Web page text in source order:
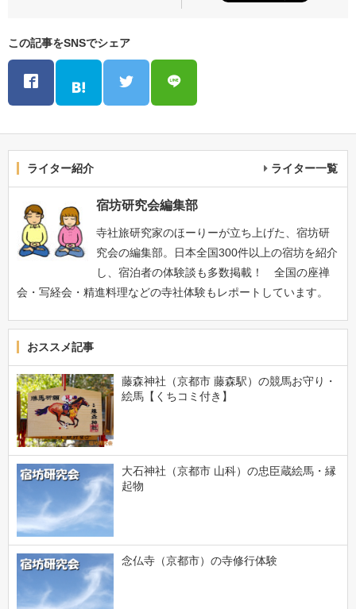
この記事をSNSでシェア
ライター紹介 ライター一覧
宿坊研究会編集部
寺社旅研究家のほーりーが立ち上げた、宿坊研
究会の編集部。日本全国300件以上の宿坊を紹介
し、宿泊者の体験談も多数掲載！ 全国の座禅
会・写経会・精進料理などの寺社体験もレポートしています。
おススメ記事
藤森神社（京都市 藤森駅）の競馬お守り・
絵馬【くちコミ付き】
大石神社（京都市 山科）の忠臣蔵絵馬・縁
起物
念仏寺（京都市）の寺修行体験